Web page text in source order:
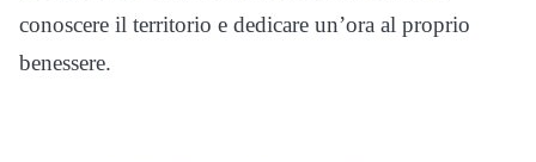
conoscere il territorio e dedicare un’ora al proprio
benessere.